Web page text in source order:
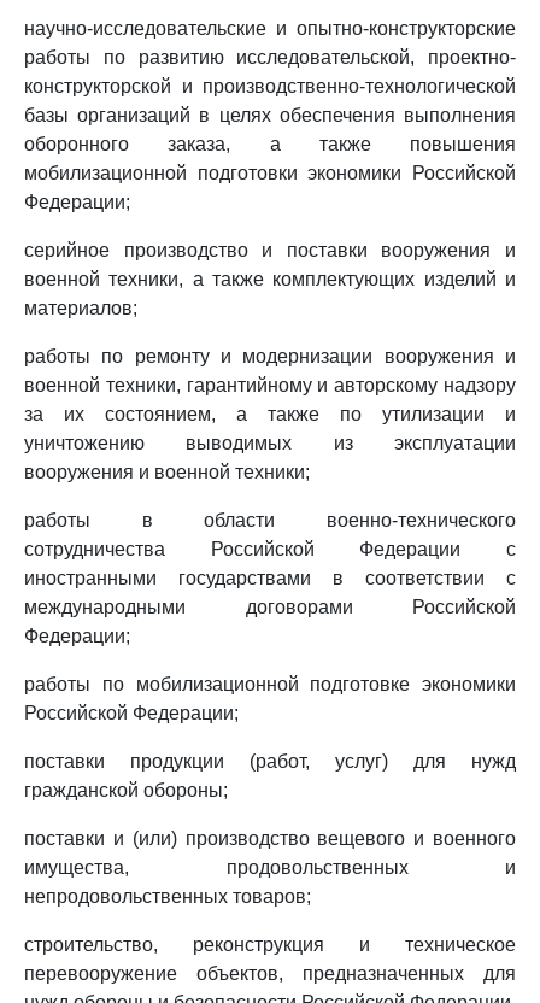
научно-исследовательские и опытно-конструкторские
работы по развитию исследовательской, проектно-
конструкторской и производственно-технологической
базы организаций в целях обеспечения выполнения
оборонного заказа, а также повышения
мобилизационной подготовки экономики Российской
Федерации;
серийное производство и поставки вооружения и
военной техники, а также комплектующих изделий и
материалов;
работы по ремонту и модернизации вооружения и
военной техники, гарантийному и авторскому надзору
за их состоянием, а также по утилизации и
уничтожению выводимых из эксплуатации
вооружения и военной техники;
работы в области военно-технического
сотрудничества Российской Федерации с
иностранными государствами в соответствии с
международными договорами Российской
Федерации;
работы по мобилизационной подготовке экономики
Российской Федерации;
поставки продукции (работ, услуг) для нужд
гражданской обороны;
поставки и (или) производство вещевого и военного
имущества, продовольственных и
непродовольственных товаров;
строительство, реконструкция и техническое
перевооружение объектов, предназначенных для